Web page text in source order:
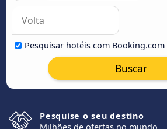
Pesquisar hotéis com Booking.com
Buscar
Pesquise o seu destino